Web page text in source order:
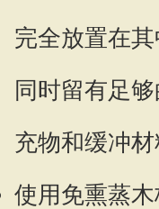
完全放置在其
同时留有足
充物和缓冲材
使用免熏蒸木